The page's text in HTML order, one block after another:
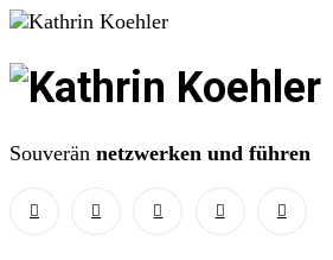
Kathrin
Koehler
Souverän netzwerken und führen